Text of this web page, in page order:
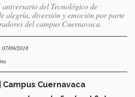
del Tecnológico de
alegría, diversión y emoción por parte
del campus Cuernavaca.
07/09/2018
Cuernavaca